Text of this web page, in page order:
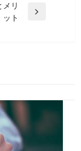
リ
ット